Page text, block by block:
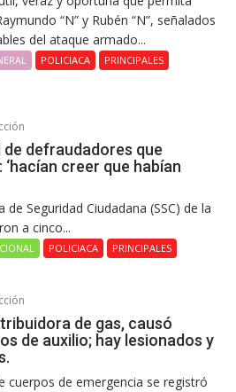
“N” y Rubén “N”, señalados
del ataque armado...
POLICIACA PRINCIPALES
defraudadores que
creer que habían
Seguridad Ciudadana (SSC) de la
a cinco...
POLICIACA PRINCIPALES
de gas, causó
de auxilio; hay lesionados y
cuerpos de emergencia se registró